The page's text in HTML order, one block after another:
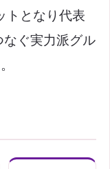
トとなり代表
ぐ実力派グル